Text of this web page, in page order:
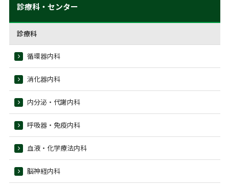
診療科・センター
診療科
循環器内科
消化器内科
内分泌・代謝内科
呼吸器・免疫内科
血液・化学療法内科
脳神経内科